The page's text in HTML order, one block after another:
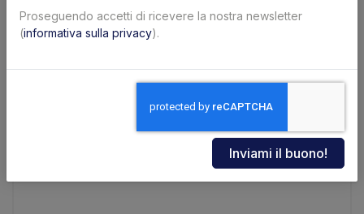
Proseguendo accetti di ricevere la nostra newsletter
(informativa sulla privacy).